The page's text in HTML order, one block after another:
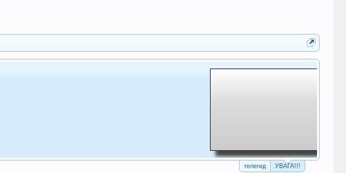
телегид УВАГА!!!